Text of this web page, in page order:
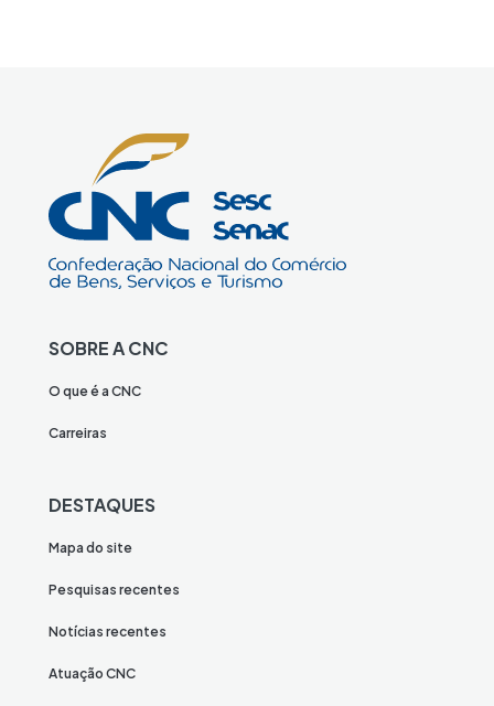
SOBRE A CNC
O que é a CNC
Carreiras
DESTAQUES
Mapa do site
Pesquisas recentes
Notícias recentes
Atuação CNC